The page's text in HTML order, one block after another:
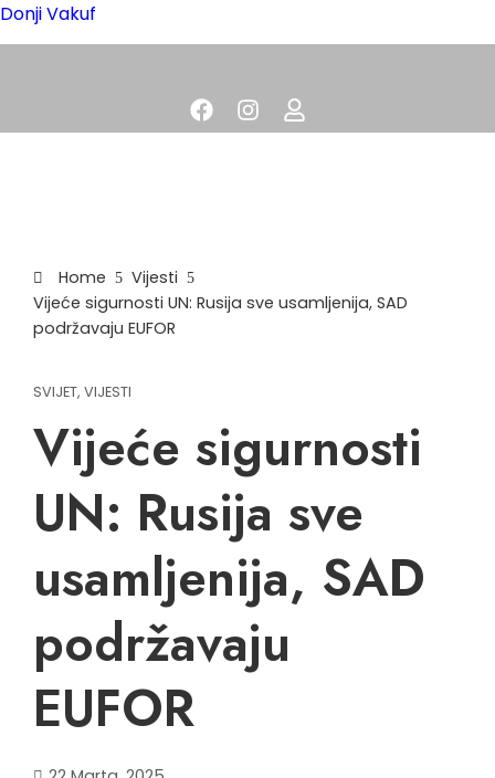
Donji Vakuf
Home
Vijesti
Vijeće sigurnosti UN: Rusija sve usamljenija, SAD
podržavaju EUFOR
SVIJET, VIJESTI
Vijeće sigurnosti
UN: Rusija sve
usamljenija, SAD
podržavaju
EUFOR